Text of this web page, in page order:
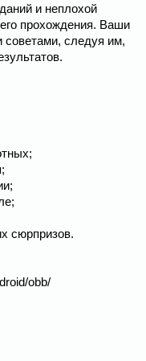
и неплохой
прохождения. Ваши
советами, следуя им,
сюрпризов.
obb/